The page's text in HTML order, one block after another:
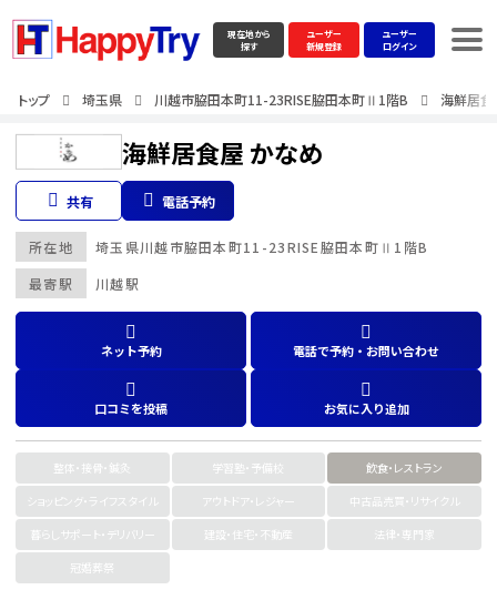
現在地から
探す
ユーザー
新規登録
ユーザー
ログイン
トップ 埼玉県 川越市脇田本町11-23RISE脇田本町Ⅱ1階B 海鮮居
海鮮居食屋 かなめ
共有 電話予約
最寄駅 川越駅
所在地 埼玉県川越市脇田本町11-23RISE脇田本町Ⅱ1階B
ネット予約 電話で予約・お問い合わせ
口コミを投稿 お気に入り追加
整体・接骨・鍼灸 学習塾・予備校
飲食・レストラン
ショッピング・ライフスタイル
アウトドア・レジャー
中古品売買・リサイクル
暮らしサポート・デリバリー
建設・住宅・不動産
法律・専門家
冠婚葬祭